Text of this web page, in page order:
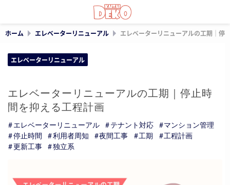
ホーム エレベーターリニューアル エレベーターリニューアルの工期｜停
エレベーターリニューアル
エレベーターリニューアルの工期｜停止時
間を抑える工程計画
エレベーターリニューアル テナント対応
マンション管理
停止時間
利用者周知 夜間工事 工期
工程計画
更新工事
独立系